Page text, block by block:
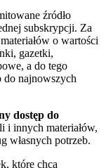
źródło
subskrypcji. Za
o wartości
gazetki,
a do tego
do najnowszych
dostęp do
i innych materiałów,
własnych potrzeb.
które chcą